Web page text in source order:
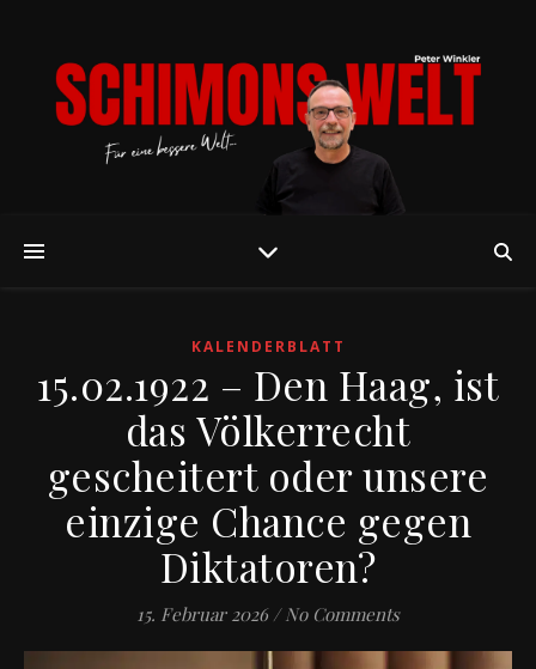
KALENDERBLATT
15.02.1922 – Den Haag, ist
das Völkerrecht
gescheitert oder unsere
einzige Chance gegen
Diktatoren?
15. Februar 2026 / No Comments